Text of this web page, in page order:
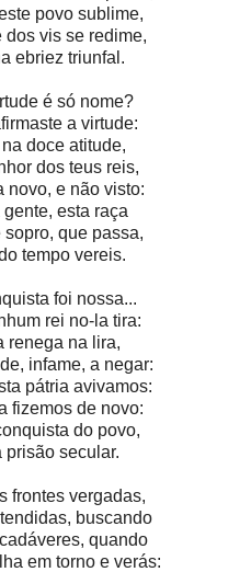
povo sublime,
dos vis se redime,
ebriez triunfal.
é só nome?
a virtude:
doce atitude,
dos teus reis,
novo, e não visto:
gente, esta raça
que passa,
tempo vereis.
foi nossa...
rei no-la tira:
renega na lira,
infame, a negar:
pátria avivamos:
fizemos de novo:
do povo,
prisão secular.
frontes vergadas,
buscando
quando
em torno e verás: